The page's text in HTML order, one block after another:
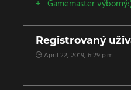
Gamemaster
Registrovaný
April 22, 2019, 6:29 p.m.